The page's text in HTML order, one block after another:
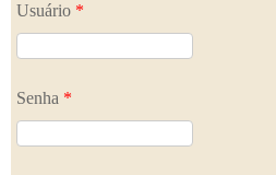
Usuário *
Senha *